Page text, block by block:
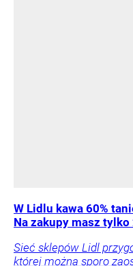
W Lidlu kawa 60%
Na zakupy masz tylko
Sieć sklepów Lidl
której można sporo